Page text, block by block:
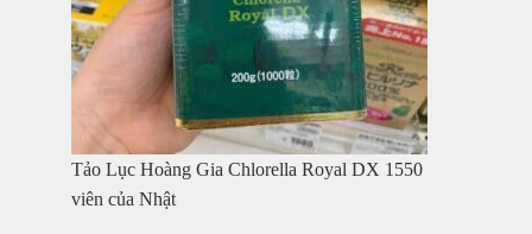
Tảo Lục Hoàng Gia Chlorella Royal DX 1550
viên của Nhật